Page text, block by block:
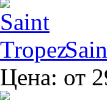
Цена: от